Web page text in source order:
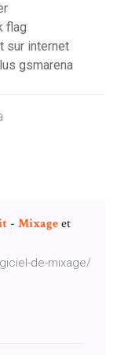
flag
sur internet
gsmarena
- Mixageet
de-mixage/